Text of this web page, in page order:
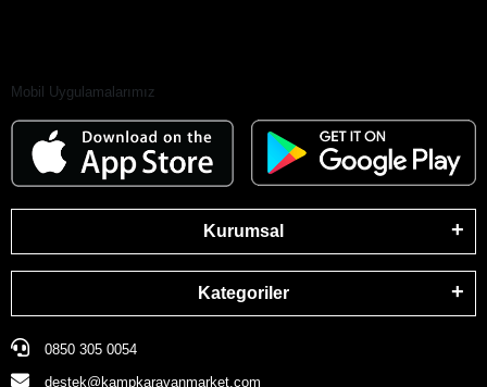
Mobil Uygulamalarımız
Kurumsal
Kategoriler
0850 305 0054
destek@kampkaravanmarket.com